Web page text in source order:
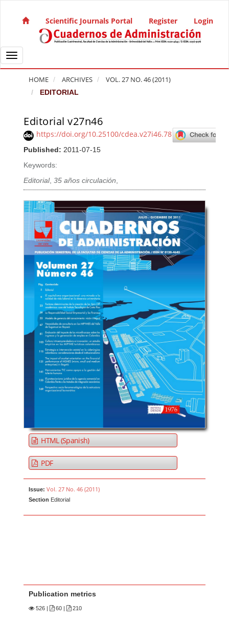
Main Navigation
Main Content
Sidebar
Scientific Journals Portal Register Login
Toggle navigation
HOME ARCHIVES VOL. 27 NO. 46 (2011)
EDITORIAL
Editorial v27n46
https://doi.org/10.25100/cdea.v27i46.78
Published: 2011-07-15
Keywords:
Editorial,35 años circulación,
Article Sidebar
HTML (Spanish)
PDF
Issue: Vol. 27 No. 46 (2011)
Section Editorial
Publication metrics
526 60 | 210